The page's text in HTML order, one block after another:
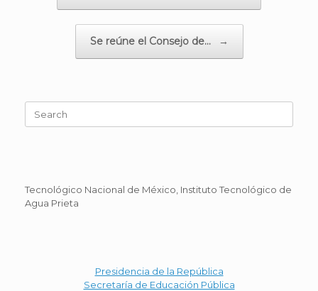
Se reúne el Consejo de… →
for:
Tecnológico Nacional de México, Instituto Tecnológico de
Agua Prieta
Presidencia de la República
Secretaría de Educación Pública